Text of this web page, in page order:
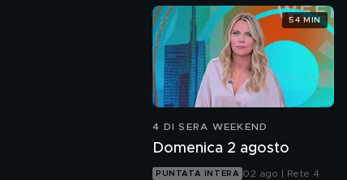
4 DI SERA WEEKEND
Domenica 2 agosto
PUNTATA INTERA 02 ago | Rete 4
54 MIN